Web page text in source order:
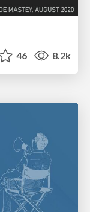
46 8.2k